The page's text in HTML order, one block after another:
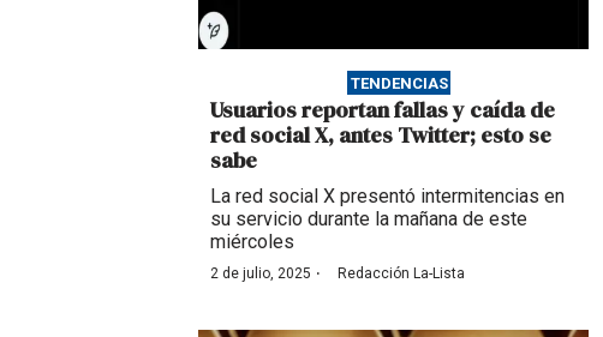
TENDENCIAS
Usuarios reportan fallas y caída de
red social X, antes Twitter; esto se
sabe
La red social X presentó intermitencias en
su servicio durante la mañana de este
miércoles
2 de julio, 2025 · Redacción La-Lista